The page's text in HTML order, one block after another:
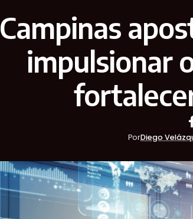
Campinas
impulsionar
PorDiego